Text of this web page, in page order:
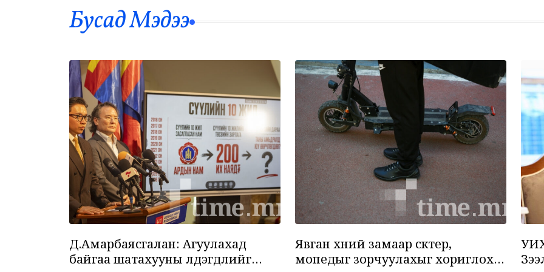
6
7
Бусад Mэдээ
Д.Амарбаясгалан: Агуулахад
байгаа шатахууны үлдэгдлийг
Явган хүний замаар скүүтер,
мопедыг зорчуулахыг хориглох